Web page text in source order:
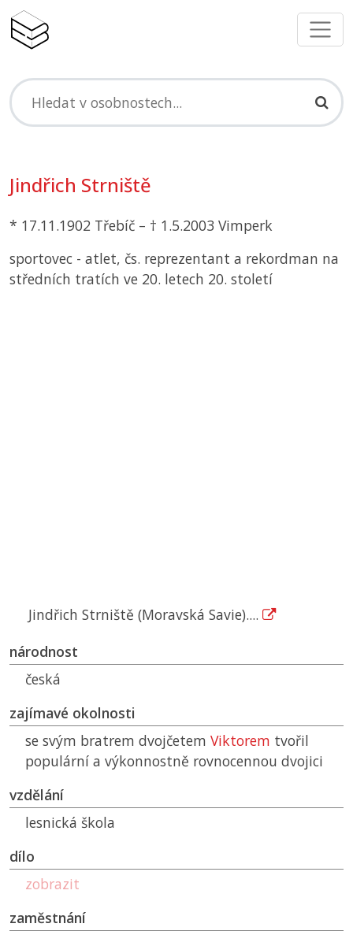
Jindřich Strniště
* 17.11.1902 Třebíč – † 1.5.2003 Vimperk
sportovec - atlet, čs. reprezentant a rekordman na
středních tratích ve 20. letech 20. století
Jindřich Strniště (Moravská Savie)....
národnost
česká
zajímavé okolnosti
se svým bratrem dvojčetem Viktorem tvořil
populární a výkonnostně rovnocennou dvojici
vzdělání
lesnická škola
dílo
zobrazit
zaměstnání